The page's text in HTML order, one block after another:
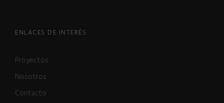
ENLACES DE INTERÉS
Proyectos
Nosotros
Contacto